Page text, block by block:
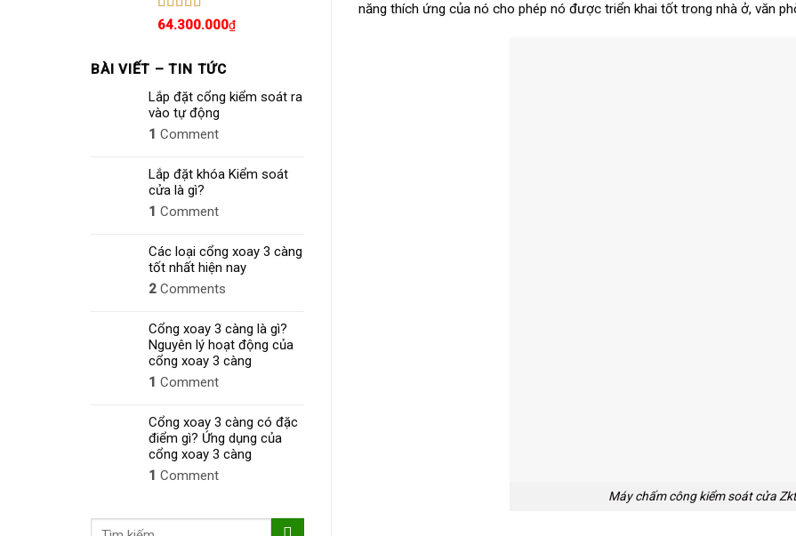
Được xếp
64.300.000₫
BÀI VIẾT – TIN TỨC
Lắp đặt cổng kiểm soát ra
vào tự động
1 Comment
Lắp đặt khóa Kiểm soát
cửa là gì?
1 Comment
Các loại cổng xoay 3 càng
tốt nhất hiện nay
2 Comments
Cổng xoay 3 càng là gì?
Nguyên lý hoạt động của
cổng xoay 3 càng
1 Comment
Cổng xoay 3 càng có đặc
điểm gì? Ứng dụng của
cổng xoay 3 càng
1 Comment
Tìm
năng thích ứng của nó cho phép nó được triển khai tốt trong nhà ở, văn
Máy chấm công kiểm soát cửa